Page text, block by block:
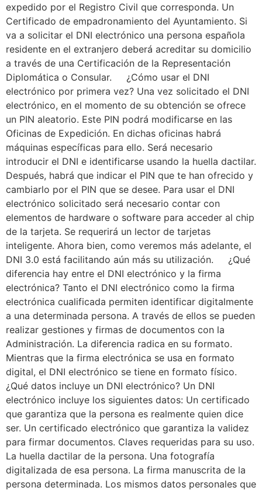
expedido por el Registro Civil que corresponda. Un
Certificado de empadronamiento del Ayuntamiento. Si
va a solicitar el DNI electrónico una persona española
residente en el extranjero deberá acreditar su domicilio
a través de una Certificación de la Representación
Diplomática o Consular. ¿Cómo usar el DNI
electrónico por primera vez? Una vez solicitado el DNI
electrónico, en el momento de su obtención se ofrece
un PIN aleatorio. Este PIN podrá modificarse en las
Oficinas de Expedición. En dichas oficinas habrá
máquinas específicas para ello. Será necesario
introducir el DNI e identificarse usando la huella dactilar.
Después, habrá que indicar el PIN que te han ofrecido y
cambiarlo por el PIN que se desee. Para usar el DNI
electrónico solicitado será necesario contar con
elementos de hardware o software para acceder al chip
de la tarjeta. Se requerirá un lector de tarjetas
inteligente. Ahora bien, como veremos más adelante, el
DNI 3.0 está facilitando aún más su utilización. ¿Qué
diferencia hay entre el DNI electrónico y la firma
electrónica? Tanto el DNI electrónico como la firma
electrónica cualificada permiten identificar digitalmente
a una determinada persona. A través de ellos se pueden
realizar gestiones y firmas de documentos con la
Administración. La diferencia radica en su formato.
Mientras que la firma electrónica se usa en formato
digital, el DNI electrónico se tiene en formato físico.
¿Qué datos incluye un DNI electrónico? Un DNI
electrónico incluye los siguientes datos: Un certificado
que garantiza que la persona es realmente quien dice
ser. Un certificado electrónico que garantiza la validez
para firmar documentos. Claves requeridas para su uso.
La huella dactilar de la persona. Una fotografía
digitalizada de esa persona. La firma manuscrita de la
persona determinada. Los mismos datos personales que